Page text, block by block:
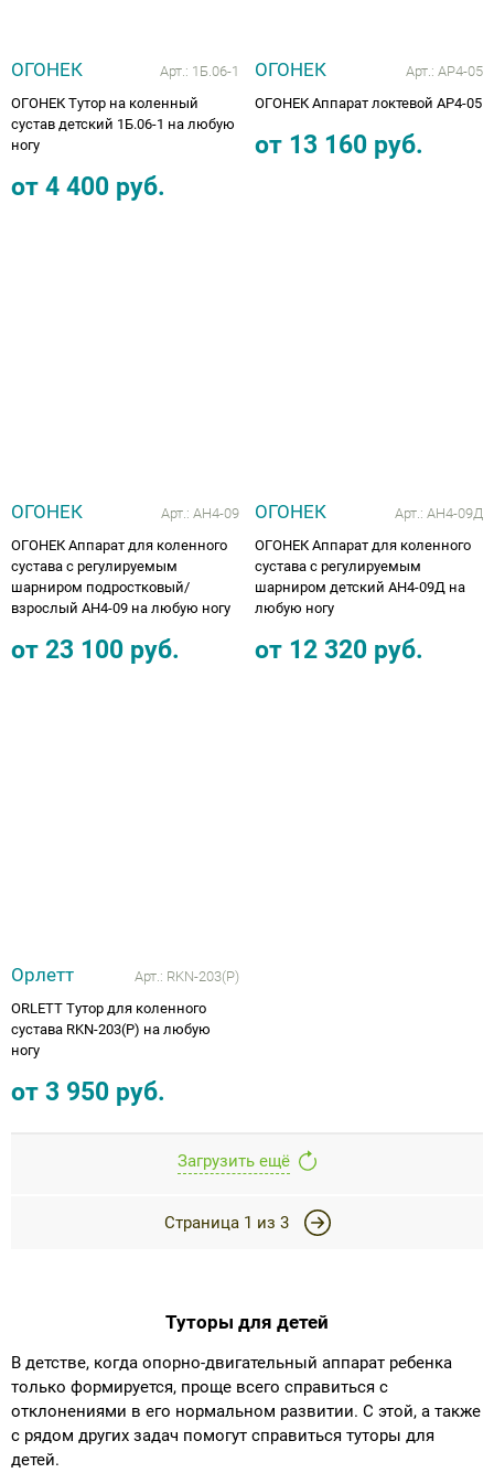
ОГОНЕК Арт.: 1Б.06-1
ОГОНЕК Тутор на коленный
сустав детский 1Б.06-1 на любую
ногу
от 4 400 руб.
ОГОНЕК Арт.: АР4-05
ОГОНЕК Аппарат локтевой АР4-05
от 13 160 руб.
ОГОНЕК Арт.: АН4-09
ОГОНЕК Аппарат для коленного
сустава с регулируемым
шарниром подростковый/
взрослый АН4-09 на любую ногу
от 23 100 руб.
ОГОНЕК Арт.: АН4-09Д
ОГОНЕК Аппарат для коленного
сустава с регулируемым
шарниром детский АН4-09Д на
любую ногу
от 12 320 руб.
Орлетт Арт.: RKN-203(P)
ORLETT Тутор для коленного
сустава RKN-203(P) на любую
ногу
от 3 950 руб.
Загрузить ещё
Страница 1 из 3
Туторы для детей
В детстве, когда опорно-двигательный аппарат ребенка
только формируется, проще всего справиться с
отклонениями в его нормальном развитии. С этой, а также
с рядом других задач помогут справиться туторы для
детей.